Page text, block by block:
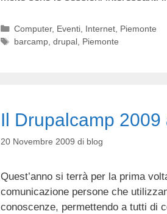
Categorie
Computer, Eventi, Internet, Piemonte
Tag
barcamp, drupal, Piemonte
Il Drupalcamp 2009
20 Novembre 2009 di blog
Quest’anno si terrà per la prima
comunicazione persone che
conoscenze, permettendo a tutti di